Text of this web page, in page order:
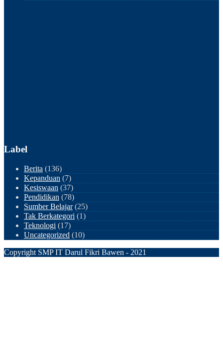
Label
Berita (136)
Kepanduan (7)
Kesiswaan (37)
Pendidikan (78)
Sumber Belajar(25)
Tak Berkategori (1)
Teknologi (17)
Uncategorized (10)
Copyright SMP IT Darul Fikri Bawen - 2021